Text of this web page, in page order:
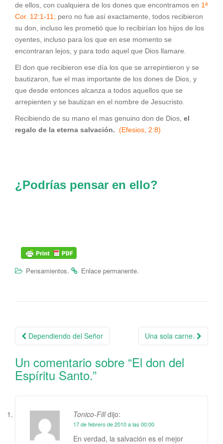
de ellos, con cualquiera de los dones que encontramos en 1ª
Cor. 12:1-11; pero no fue así exactamente, todos recibieron
su don, incluso les prometió que lo recibirían los hijos de los
oyentes, incluso para los que en ese momento se
encontraran lejos, y para todo aquel que Dios llamare.
El don que recibieron ese día los que se arrepintieron y se
bautizaron, fue el mas importante de los dones de Dios, y
que desde entonces alcanza a todos aquellos que se
arrepienten y se bautizan en el nombre de Jesucristo.
Recibiendo de su mano el mas genuino don de Dios, el
regalo de la eterna salvación. (Efesios, 2:8)
¿Podrías pensar en ello?
Pensamientos. Enlace permanente.
Navegación de la entrada
Dependiendo del Señor Una sola carne.
Un comentario sobre “El don del
Espíritu Santo.”
Tonico-Fill dijo:
17 de febrero de 2010 a las 00:00
En verdad, la salvación es el mejor